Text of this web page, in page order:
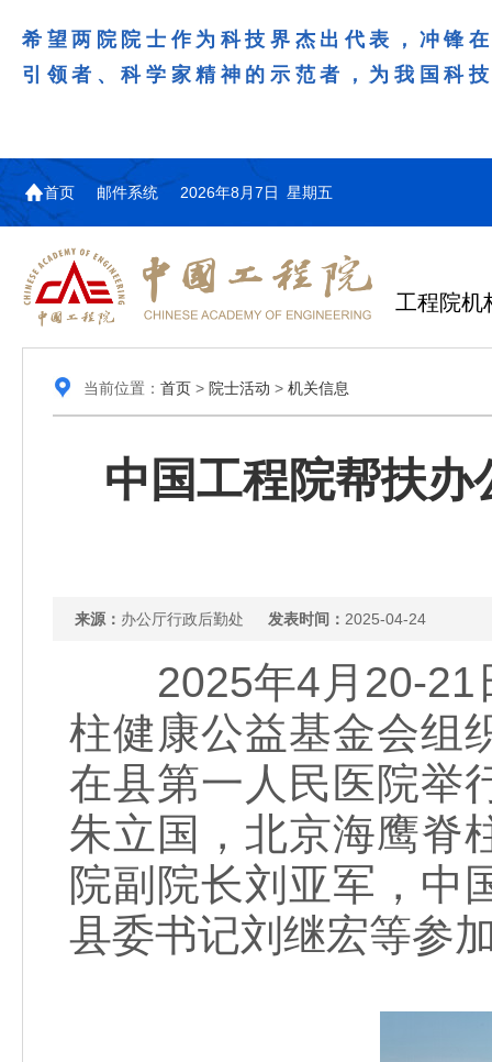
希望两院院士作为科技界杰出代表，冲锋
引领者、科学家精神的示范者，为我国科
首页 邮件系统 2026年8月7日 星期五
工程院机
当前位置： 首页> 院士活动 > 机关信息
中国工程院帮扶
来源： 办公厅行政后勤处 发表时间： 2025-04-24
2025年4月20-21
柱健康公益基金会组
在县第一人民医院举
朱立国，北京海鹰脊
院副院长刘亚军，中
县委书记刘继宏等参